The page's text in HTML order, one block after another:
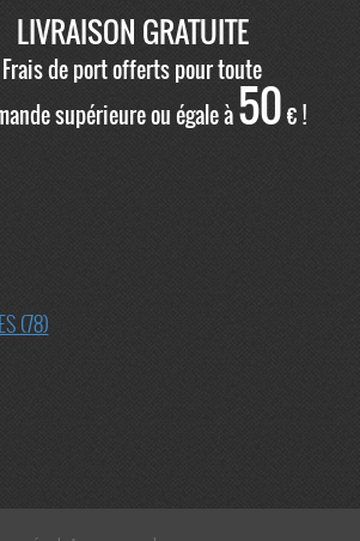
LIVRAISON GRATUITE
Frais de port offerts pour toute
supérieure ou égale à50€ !
(78)